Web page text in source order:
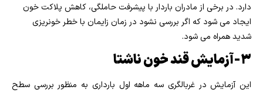
دارد. در برخی از مادران باردار با پیشرفت حاملگی، کاهش پلاکت خون
ایجاد می شود که اگر بررسی نشود در زمان زایمان با خطر خونریزی
شدید همراه می شود.
۳-آزمایش قند خون ناشتا
این آزمایش در غربالگری سه ماهه اول بارداری به منظور بررسی سطح